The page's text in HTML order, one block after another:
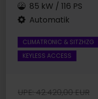
85 kW / 116 PS
Automatik
CLIMATRONIC & SITZHZG
KEYLESS ACCESS
UPE: 42.420,00 EUR